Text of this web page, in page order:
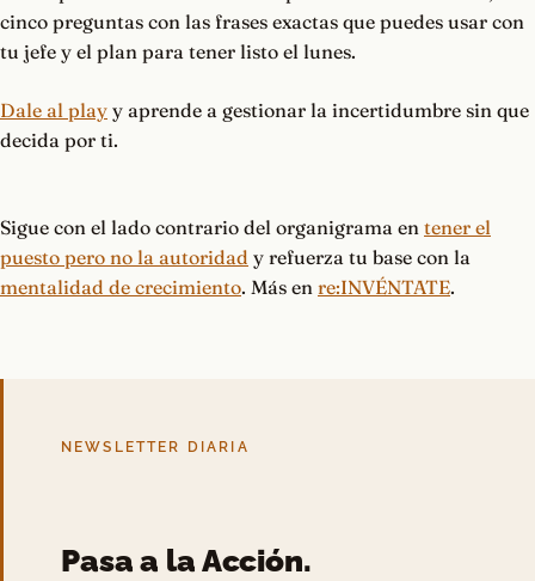
cinco preguntas con las frases exactas que puedes usar con
tu jefe y el plan para tener listo el lunes.
Dale al play y aprende a gestionar la incertidumbre sin que
decida por ti.
Sigue con el lado contrario del organigrama en tener el
puesto pero no la autoridad y refuerza tu base con la
mentalidad de crecimiento. Más en re:INVÉNTATE.
NEWSLETTER DIARIA
Pasa a la Acción.